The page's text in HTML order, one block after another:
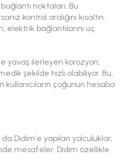
noktaları. Bu
kontrol aralığını kısaltın:
elektrik bağlantılarını üç
yavaş ilerleyen korozyon,
şekilde hızlı olabiliyor. Bu,
çoğunun hesaba
Didim'e yapılan yolculuklar,
mesafeler. Didim özellikle